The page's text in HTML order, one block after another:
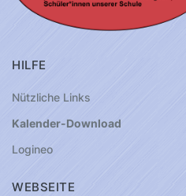
HILFE
Nützliche Links
Kalender-Download
Logineo
WEBSEITE